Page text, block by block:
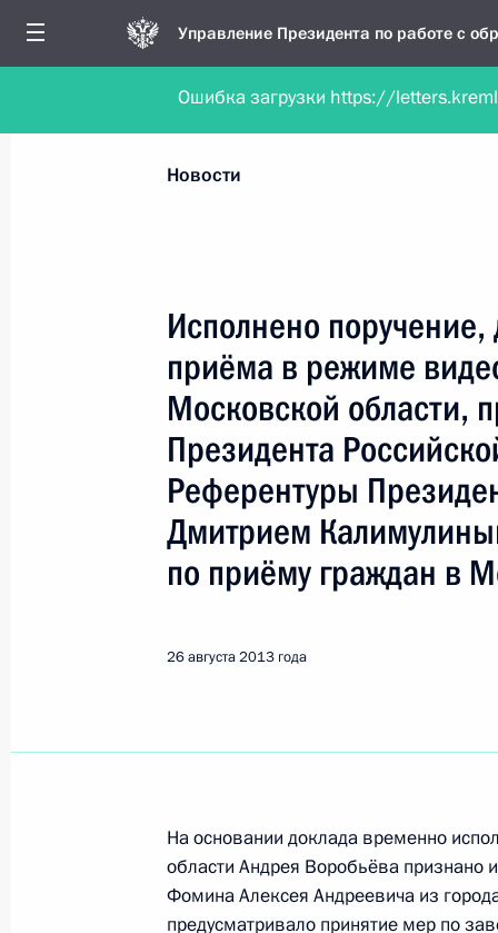
Управление Президента по работе с
Обратиться в форме электронного
Все новости
Все руководители, регионы, города и темы
Электросталь
комиссар Московской области
17 января 2015 года, суббота
Новости
Исполнено поручение,
приёма в режиме
Московской области,
Президента
Референтуры
Дмитрием
по приёму граждан в
26 августа 2013 года
На основании доклада временно
области Андрея Воробьёва
Фомина Алексея Андреевича из
предусматривало принятие мер по
Ошибка загрузки https://